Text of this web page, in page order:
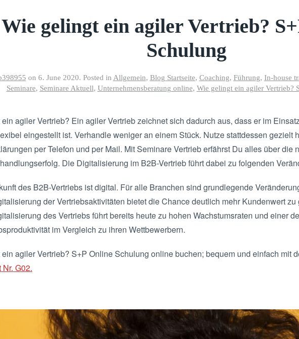
Wie gelingt ein agiler Vertrieb?
Schulung
on 6. June 2020. Posted in Allgemein, Blog Startseite, Coaching, Führung, In-house
Seminare, Seminare Aktuell, Unternehmensberatung online, Wie gelingt ein agiler Vertrieb?
agiler Vertrieb? Ein agiler Vertrieb zeichnet sich dadurch aus, dass er im
eingestellt ist. Verhandle weniger an einem Stück. Nutze stattdessen gezielt
per Telefon und per Mail. Mit Seminare Vertrieb erfährst Du alles über die
Die Digitalisierung im B2B-Vertrieb führt dabei zu folgenden
des B2B-Vertriebs ist digital. Für alle Branchen sind grundlegende
der Vertriebsaktivitäten bietet die Chance deutlich mehr Kundenwert
des Vertriebs führt bereits heute zu hohen Wachstumsraten und einer
im Vergleich zu ihren Wettbewerbern.
agiler Vertrieb? S+P Online Schulung online buchen; bequem und einfach mit
G02.